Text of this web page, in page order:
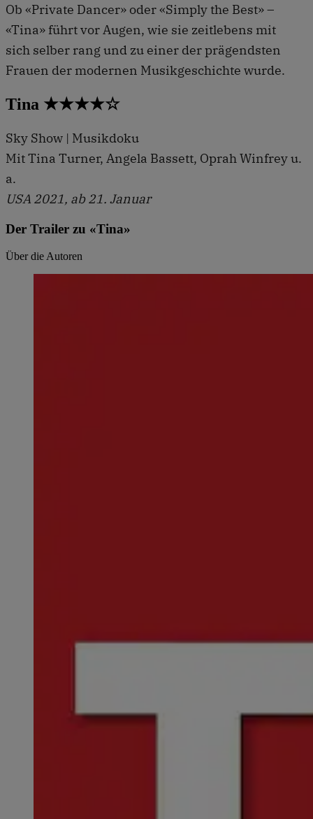
Ob «Private Dancer» oder «Simply the Best» –
«Tina» führt vor Augen, wie sie zeitlebens mit
sich selber rang und zu einer der prägendsten
Frauen der modernen Musikgeschichte wurde.
Tina ★★★★☆
Sky Show | Musikdoku
Mit Tina Turner, Angela Bassett, Oprah Winfrey u.
a.
USA 2021, ab 21. Januar
Der Trailer zu «Tina»
Über die Autoren